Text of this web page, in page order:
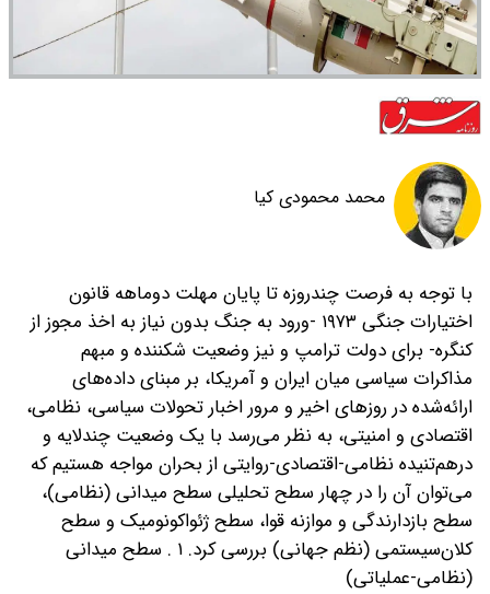
محمد محمودی کیا
با توجه به فرصت چندروزه تا پایان مهلت دو‌ماهه قانون
اختیارات جنگی ۱۹۷۳ -ورود به جنگ بدون نیاز به اخذ مجوز از
کنگره- برای دولت ترامپ و نیز وضعیت شکننده و مبهم
مذاکرات سیاسی میان ایران و آمریکا، بر مبنای داده‌های
ارائه‌شده در روزهای اخیر و مرور اخبار تحولات سیاسی، نظامی،
اقتصادی و امنیتی، به نظر می‌رسد با یک وضعیت چندلایه و
درهم‌تنیده نظامی-اقتصادی-روایتی از بحران مواجه هستیم که
می‌توان آن را در چهار سطح تحلیلی سطح میدانی (نظامی)،
سطح بازدارندگی و موازنه قوا، سطح ژئواکونومیک و سطح
کلان‌سیستمی (نظم جهانی) بررسی کرد.
۱ . سطح میدانی
(نظامی-عملیاتی)